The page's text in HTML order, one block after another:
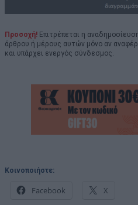
Προσοχή! Επιτρέπεται η
άρθρου ή μέρους αυτών μόνο αν
και υπάρχει ενεργός σύνδεσμος.
Κοινοποιήστε:
Facebook X